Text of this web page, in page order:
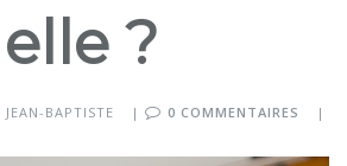
elle ?
JEAN-BAPTISTE | 0 COMMENTAIRES |